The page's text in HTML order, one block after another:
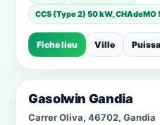
CCS (Type 2) 50 kW,
Fiche lieu Ville
Gasolwin Gandia
Carrer Oliva, 46702, Gandia